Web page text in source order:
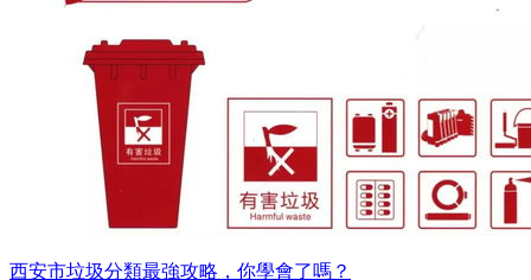
西安市垃圾分類最強攻略，你學會了嗎？